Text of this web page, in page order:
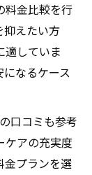
料金比較を行
抑えたい方
適していま
なるケース
口コミも参考
ケアの充実度
金プランを選